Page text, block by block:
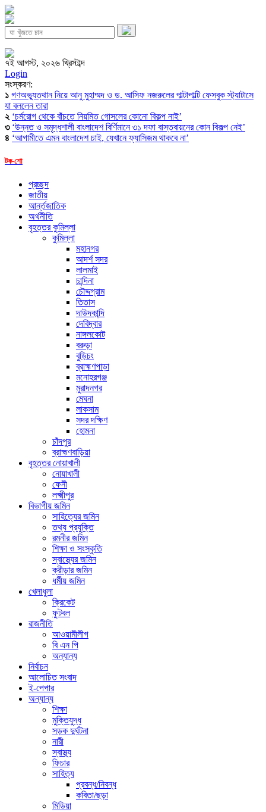
৭ই আগস্ট, ২০২৬ খ্রিস্টাব্দ
Login
সংস্করণ:
১ গণঅভ্যুত্থান নিয়ে আনু মুহাম্মদ ও ড. আসিফ নজরুলের পাল্টাপাল্টি ফেসবুক স্ট্যাটাসে
যা বললেন তারা
২ ‘চর্মরোগ থেকে বাঁচতে নিয়মিত গোসলের কোনো বিকল্প নাই’
৩ ‘উন্নত ও সমৃদ্ধশালী বাংলাদেশ বির্ণিমানে ৩১ দফা বাস্তবায়নের কোন বিকল্প নেই’
৪ ‘আগামীতে এমন বাংলাদেশ চাই, যেখানে ফ্যাসিজম থাকবে না’
টক-শো
প্রচ্ছদ
জাতীয়
আর্ন্তজাতিক
অর্থনীতি
বৃহত্তর কুমিল্লা
কুমিল্লা
মহানগর
আদর্শ সদর
লালমাই
চান্দিনা
চৌদ্দগ্রাম
তিতাস
দাউদকান্দি
দেবিদ্বার
নাঙ্গলকোট
বরুড়া
বুড়িচং
ব্রাহ্মণপাড়া
মনোহরগঞ্জ
মুরাদনগর
মেঘনা
লাকসাম
সদর দক্ষিণ
হোমনা
চাঁদপুর
ব্রাহ্মণবাড়িয়া
বৃহত্তর নোয়াখালী
নোয়াখালী
ফেনী
লক্ষ্মীপুর
বিভাগীয় জমিন
সাহিত্যের জমিন
তথ্য প্রযুক্তি
রমনীর জমিন
শিক্ষা ও সংস্কৃতি
স্বাস্থ্যের জমিন
ক্রীড়ার জমিন
ধর্মীয় জমিন
খেলাধুলা
ক্রিকেট
ফুটবল
রাজনীতি
আওয়ামীলীগ
বি এন পি
অন্যান্য
নির্বাচন
আলোচিত সংবাদ
ই-পেপার
অন্যান্য
শিক্ষা
মুক্তিযুদ্ধ
সড়ক দুর্ঘটনা
নারী
স্বাস্থ্য
ফিচার
সাহিত্য
প্রবন্ধ/নিবন্ধ
কবিতা/ছড়া
মিডিয়া